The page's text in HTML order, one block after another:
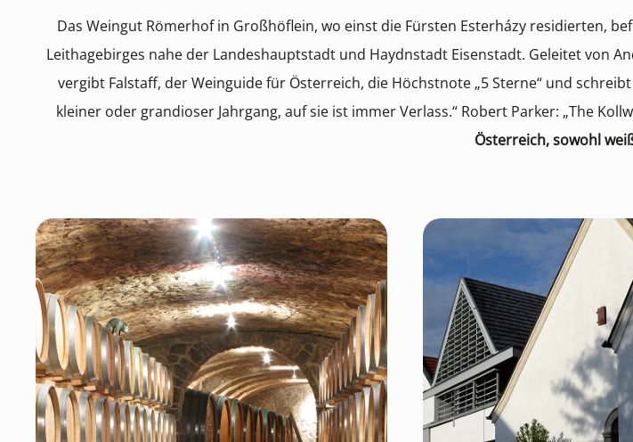
Das Weingut Römerhof in Großhöflein, wo einst die Fürsten Esterházy residierten,
Leithagebirges nahe der Landeshauptstadt und Haydnstadt Eisenstadt. Geleitet von
vergibt Falstaff, der Weinguide für Österreich, die Höchstnote „5 Sterne“ und
kleiner oder grandioser Jahrgang, auf sie ist immer Verlass.“ Robert Parker: „The
Österreich, sowohl